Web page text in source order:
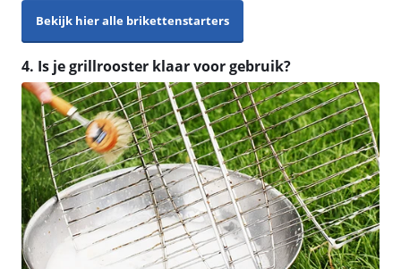
Bekijk hier alle brikettenstarters
4. Is je grillrooster klaar voor gebruik?